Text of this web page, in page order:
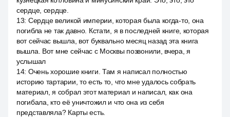
сердце, сердце.
13: Сердце великой империи, которая была когда-то, она
погибла не так давно. Кстати, я в последней книге, которая
вот сейчас вышла, вот буквально месяц назад эта книга
вышла. Вот мне сейчас с Москвы позвонили, вчера, я
услышал
14: Очень хорошие книги. Там я написал полностью
историю тартарии, то есть то, что мне удалось собрать
материал, я собрал этот материал и написал, как она
погибала, кто её уничтожил и что она из себя
представляла? Карты есть.